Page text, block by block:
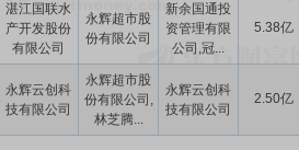
湛江国联水
产开发股份
有限公司
永辉超市股
份有限公司
新余国通投
资管理有限
公司,冠...
5.38亿
永辉云创科
技有限公司
永辉超市股
份有限公司,
林芝腾...
永辉云创科
技有限公司
2.50亿